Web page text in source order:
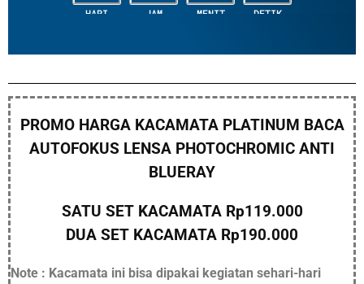
HARI JAM MENIT DETIK
PROMO HARGA KACAMATA PLATINUM BACA
AUTOFOKUS LENSA PHOTOCHROMIC ANTI
BLUERAY
SATU SET KACAMATA Rp119.000
DUA SET KACAMATA Rp190.000
Note : Kacamata ini bisa dipakai kegiatan sehari-hari